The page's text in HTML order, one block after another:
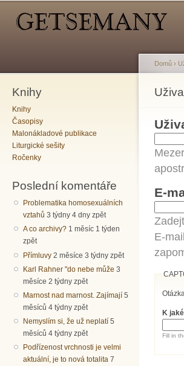
Knihy
Knihy
Časopisy
Malonákladové publikace
Liturgické sešity
Ročenky
Poslední komentáře
Problematika homosexuálních
vztahů 3 týdny 4 dny zpět
A co archivy? 1 měsíc 1 týden
zpět
Přímluvy 2 měsíce 3 týdny zpět
Karl Rahner "do nebe může 3
měsíce 2 týdny zpět
Marnost nad marnost. Zajímají 5
měsíců 4 týdny zpět
Nemyslím si, že už neplatí 5
měsíců 4 týdny zpět
Podřízenost vrchnosti je velmi
aktuální, je to nová totalita 7
Jste
Domů ›
E-
E-
K
Fill in